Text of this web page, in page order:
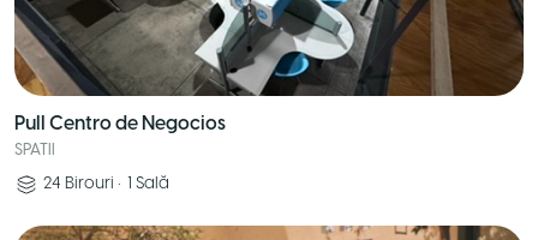
Pull Centro de Negocios
SPATII
24 Birouri • 1 Sală